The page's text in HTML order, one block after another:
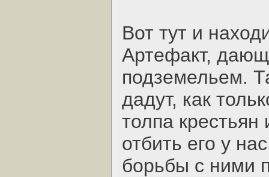
Вот тут и
Артефакт,
подземельем.
дадут, как
толпа крестьян
отбить его у
борьбы с ними